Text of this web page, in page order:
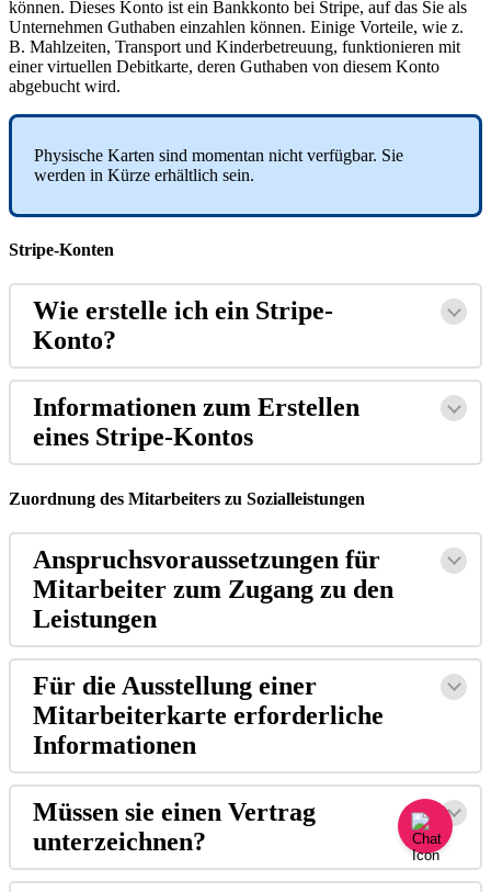
können. Dieses Konto ist ein Bankkonto bei Stripe, auf das Sie als
Unternehmen Guthaben einzahlen können. Einige Vorteile, wie z.
B. Mahlzeiten, Transport und Kinderbetreuung, funktionieren mit
einer virtuellen Debitkarte, deren Guthaben von diesem Konto
abgebucht wird.
Physische Karten sind momentan nicht verfügbar. Sie
werden in Kürze erhältlich sein.
Stripe-Konten
Wie erstelle ich ein Stripe-
Konto?
Informationen zum Erstellen
eines Stripe-Kontos
Zuordnung des Mitarbeiters zu Sozialleistungen
Anspruchsvoraussetzungen für
Mitarbeiter zum Zugang zu den
Leistungen
Für die Ausstellung einer
Mitarbeiterkarte erforderliche
Informationen
Müssen sie einen Vertrag
unterzeichnen?